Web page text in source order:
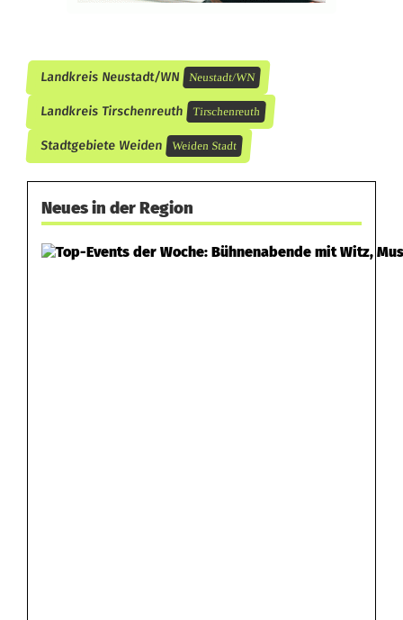
Landkreis Neustadt/WN Neustadt/WN
Landkreis Tirschenreuth Tirschenreuth
Stadtgebiete Weiden Weiden Stadt
Neues in der Region